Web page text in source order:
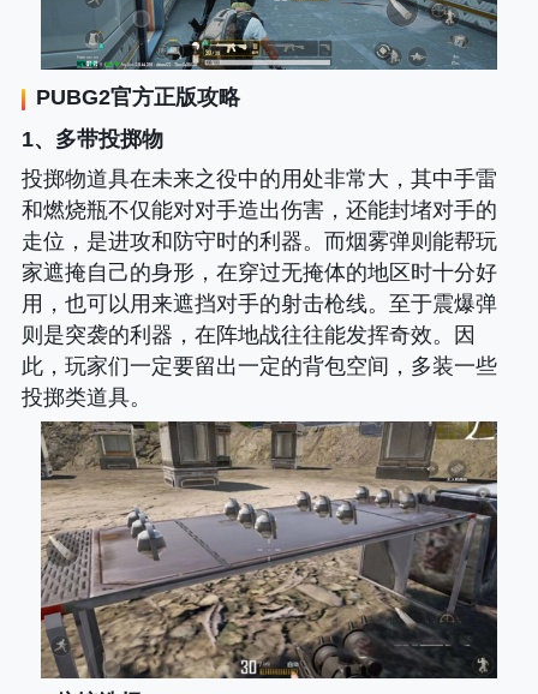
PUBG2官方正版攻略
1、多带投掷物
投掷物道具在未来之役中的用处非常大，其中手雷
和燃烧瓶不仅能对对手造出伤害，还能封堵对手的
走位，是进攻和防守时的利器。而烟雾弹则能帮玩
家遮掩自己的身形，在穿过无掩体的地区时十分好
用，也可以用来遮挡对手的射击枪线。至于震爆弹
则是突袭的利器，在阵地战往往能发挥奇效。因
此，玩家们一定要留出一定的背包空间，多装一些
投掷类道具。